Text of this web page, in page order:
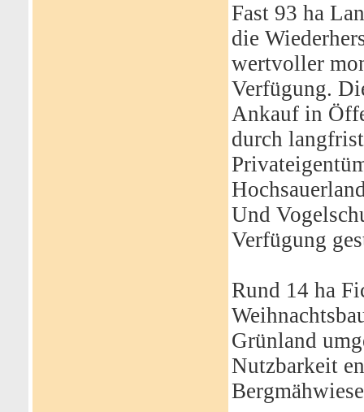
Fast 93 ha
die
wertvoller
Verfügung.
Ankauf in
durch
Und
Verfügung
Rund 14 ha
Grünland
Nutzbarkeit